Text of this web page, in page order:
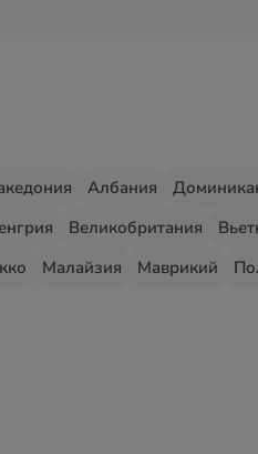
Албания
Великобритания
Малайзия Маврикий